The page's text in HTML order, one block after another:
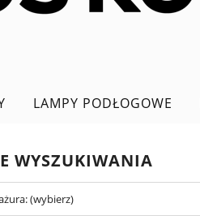
LAMPY PODŁOGOWE
WYSZUKIWANIA
(wybierz)